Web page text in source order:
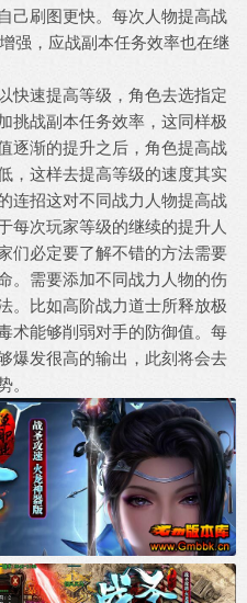
己刷图更快。每次人物提高战
强，应战副本任务效率也在继
快速提高等级，角色去选指定
挑战副本任务效率，这同样极
逐渐的提升之后，角色提高战
，这样去提高等级的速度其实
连招这对不同战力人物提高战
每次玩家等级的继续的提升人
们必定要了解不错的方法需要
。需要添加不同战力人物的伤
。比如高阶战力道士所释放极
术能够削弱对手的防御值。每
爆发很高的输出，此刻将会去
。